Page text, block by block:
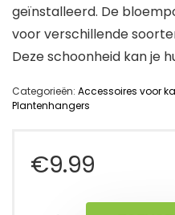
geïnstalleerd. De
voor verschillende
Deze schoonheid kan je
Categorieën: Accessoires voor
Plantenhangers
€9.99